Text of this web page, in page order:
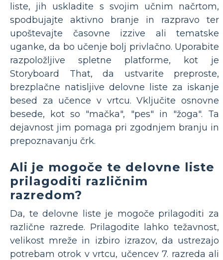
liste, jih uskladite s svojim učnim načrtom,
spodbujajte aktivno branje in razpravo ter
upoštevajte časovne izzive ali tematske
uganke, da bo učenje bolj privlačno. Uporabite
razpoložljive spletne platforme, kot je
Storyboard That, da ustvarite preproste,
brezplačne natisljive delovne liste za iskanje
besed za učence v vrtcu. Vključite osnovne
besede, kot so "mačka", "pes" in "žoga". Ta
dejavnost jim pomaga pri zgodnjem branju in
prepoznavanju črk.
Ali je mogoče te delovne liste
prilagoditi različnim
razredom?
Da, te delovne liste je mogoče prilagoditi za
različne razrede. Prilagodite lahko težavnost,
velikost mreže in izbiro izrazov, da ustrezajo
potrebam otrok v vrtcu, učencev 7. razreda ali